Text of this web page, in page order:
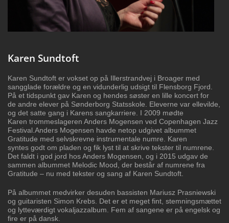
Karen Sundtoft
Karen Sundtoft er vokset op på Illerstrandvej i Broager med
sangglade forældre og en vidunderlig udsigt til Flensborg Fjord.
På et tidspunkt gav Karen og hendes søster en lille koncert for
de andre elever på Sønderborg Statsskole. Eleverne var ellevilde,
og det satte gang i Karens sangkarriere. I 2009 mødte
Karen trommeslageren Anders Mogensen ved Copenhagen Jazz
Festival.Anders Mogensen havde netop udgivet albummet
Gratitude med selvskrevne instrumentale numre. Karen
syntes godt om pladen og fik lyst til at skrive tekster til numrene.
Det faldt i god jord hos Anders Mogensen, og i 2015 udgav de
sammen albummet Melodic Mood, der består af numrene fra
Gratitude – nu med tekster og sang af Karen Sundtoft.
På albummet medvirker desuden bassisten Mariusz Prasniewski
og guitaristen Simon Krebs. Det er et meget fint, stemningsmættet
og lytteværdigt vokaljazzalbum. Fem af sangene er på engelsk og
fire er på dansk.